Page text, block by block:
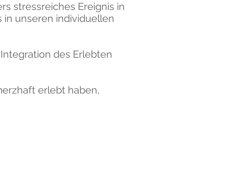
stressreiches Ereignis in
unseren individuellen
des Erlebten
erlebt haben,